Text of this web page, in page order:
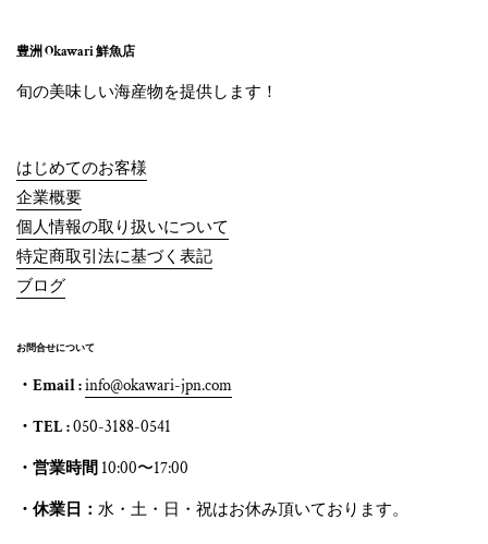
豊洲 Okawari 鮮魚店
旬の美味しい海産物を提供します！
はじめてのお客様
企業概要
個人情報の取り扱いについて
特定商取引法に基づく表記
ブログ
お問合せについて
・Email :info@okawari-jpn.com
・TEL :050-3188-0541
・営業時間 10:00〜17:00
・休業日： 水・土・日・祝はお休み頂いております。